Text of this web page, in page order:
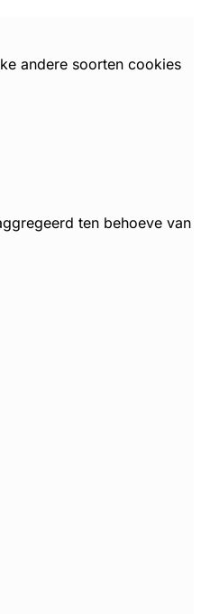
andere soorten cookies
ten behoeve van